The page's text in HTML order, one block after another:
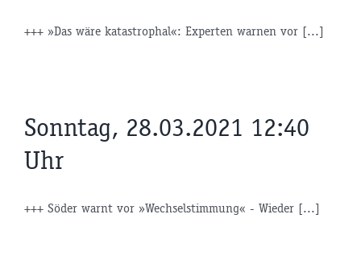
+++ »Das wäre katastrophal«: Experten warnen vor [...]
Sonntag, 28.03.2021 12:40
Uhr
+++ Söder warnt vor »Wechselstimmung« - Wieder [...]